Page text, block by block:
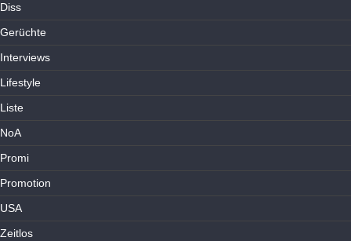
Diss
Gerüchte
Interviews
Lifestyle
Liste
NoA
Promi
Promotion
USA
Zeitlos